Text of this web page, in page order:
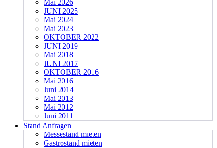
Mai 2026
JUNI 2025
Mai 2024
Mai 2023
OKTOBER 2022
JUNI 2019
Mai 2018
JUNI 2017
OKTOBER 2016
Mai 2016
Juni 2014
Mai 2013
Mai 2012
Juni 2011
Stand Anfragen
Messestand mieten
Gastrostand mieten